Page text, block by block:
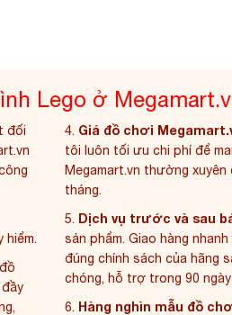
Lego ở
đối
hiểm.
4. Giá đồ chơi
tôi luôn tối ưu chi phí để
Megamart.vn thường
tháng.
5. Dịch vụ trước và sau
sản phẩm. Giao hàng
đúng chính sách của hãng
chóng, hỗ trợ trong 90
6. Hàng nghìn mẫu đồ